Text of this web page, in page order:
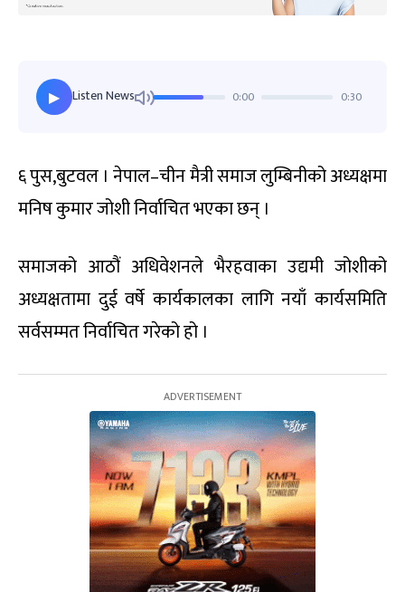
▶ Listen News 0:00 0:30
६ पुस,बुटवल । नेपाल–चीन मैत्री समाज लुम्बिनीको अध्यक्षमा
मनिष कुमार जोशी निर्वाचित भएका छन् ।
समाजको आठौं अधिवेशनले भैरहवाका उद्यमी जोशीको
अध्यक्षतामा दुई वर्षे कार्यकालका लागि नयाँ कार्यसमिति
सर्वसम्मत निर्वाचित गरेको हो ।